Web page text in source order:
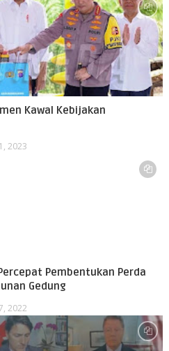
Kawal Kebijakan
2023
Pembentukan Perda
Gedung
2022